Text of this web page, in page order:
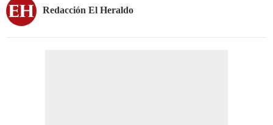
Redacción El Heraldo